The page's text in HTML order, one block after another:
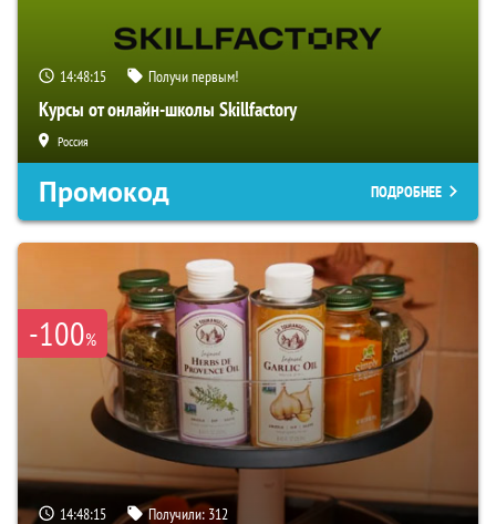
14:48:14 Получи первым!
Курсы от онлайн-школы Skillfactory
Россия
Промокод ПОДРОБНЕЕ
-100%
14:48:14 Получили: 312